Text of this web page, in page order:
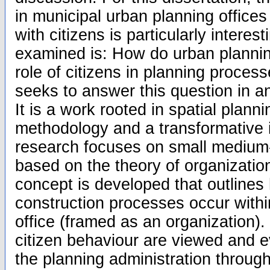
in municipal urban planning
with citizens is particularly
examined is: How do urban
role of citizens in planning
seeks to answer this question in
It is a work rooted in spatial
methodology and a
research focuses on small
based on the theory of
concept is developed that
construction processes occur
office (framed as an
citizen behaviour are viewed and
the planning administration